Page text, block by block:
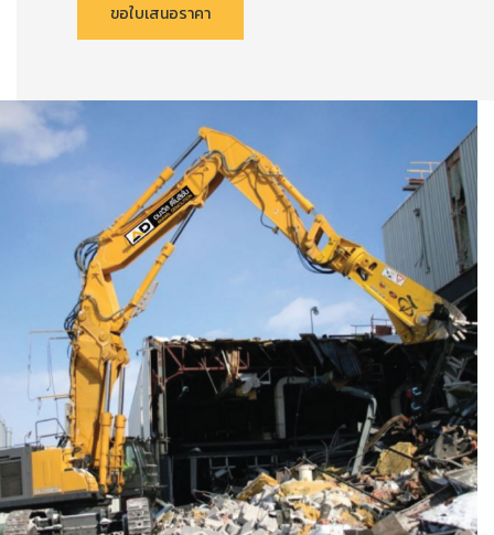
ขอใบเสนอราคา